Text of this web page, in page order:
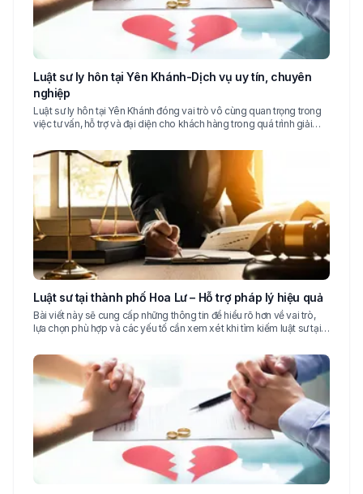
Luật sư ly hôn tại Yên Khánh-Dịch vụ uy tín, chuyên
nghiệp
Luật sư ly hôn tại Yên Khánh đóng vai trò vô cùng quan trọng trong
việc tư vấn, hỗ trợ và đại diện cho khách hàng trong quá trình giải
Luật sư tại thành phố Hoa Lư – Hỗ trợ pháp lý hiệu quả
Bài viết này sẽ cung cấp những thông tin để hiểu rõ hơn về vai trò,
lựa chọn phù hợp và các yếu tố cần xem xét khi tìm kiếm luật sư tại